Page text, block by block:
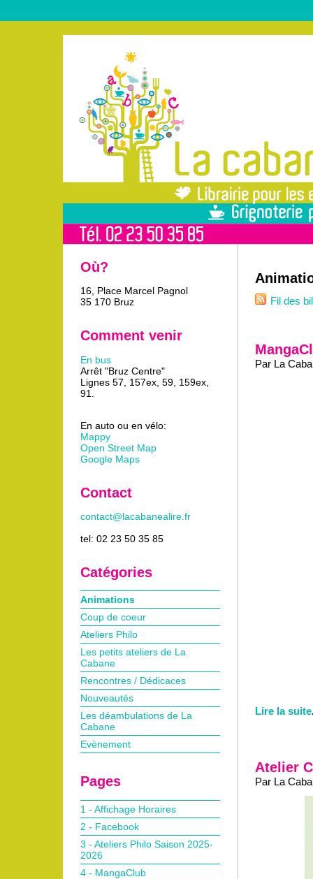
Fil des
Par La
Lire la suite
Atelier
Par La
Où?
16, Place Marcel Pagnol
35 170 Bruz
Comment venir
En bus
Arrêt "Bruz Centre"
Lignes 57, 157ex, 59, 159ex,
91.
En auto ou en vélo:
Mappy
Open Street Map
Google Maps
Contact
contact@lacabanealire.fr
tel: 02 23 50 35 85
Catégories
Animations
Coup de coeur
Ateliers Philo
Les petits ateliers de La
Cabane
Rencontres / Dédicaces
Nouveautés
Les déambulations de La
Cabane
Evènement
Pages
1 - Affichage Horaires
2 - Facebook
3 - Ateliers Philo Saison 2025-
2026
4 - MangaClub